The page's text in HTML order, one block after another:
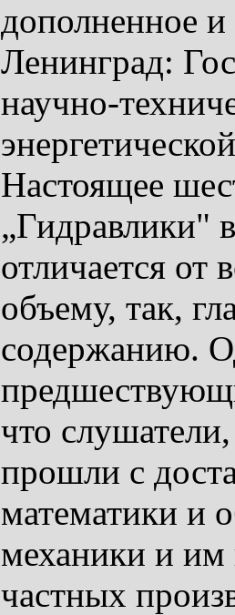
дополненное
Ленинград:
научно-
Настоящее
„Гидравлики"
отличается
объему, так,
содержанию.
что
прошли с
математики и
механики и им
частных